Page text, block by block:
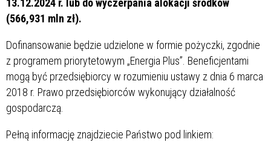
(566,931 mln zł).
Dofinansowanie będzie udzielone w formie pożyczki, zgodnie
z programem priorytetowym „Energia Plus”. Beneficjentami
mogą być przedsiębiorcy w rozumieniu ustawy z dnia 6 marca
2018 r. Prawo przedsiębiorców wykonujący działalność
gospodarczą.
Pełną informację znajdziecie Państwo pod linkiem: